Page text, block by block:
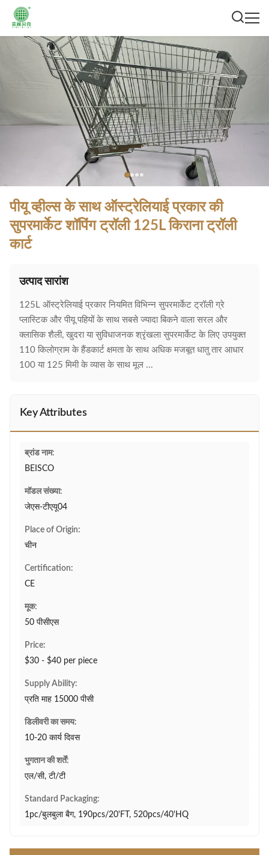
पीयू व्हील्स के साथ ऑस्ट्रेलियाई प्रकार की
सुपरमार्केट शॉपिंग ट्रॉली 125L किराना ट्रॉली
कार्ट
उत्पाद सारांश
125L ऑस्ट्रेलियाई प्रकार नियमित विभिन्न सुपरमार्केट ट्रॉली ग्रे
प्लास्टिक और पीयू पहियों के साथ सबसे ज्यादा बिकने वाला सरल और
क्लासिक शैली, खुदरा या सुविधाजनक श्रृंखला सुपरमार्केट के लिए उपयुक्त
110 किलोग्राम के हैंडकार्ट क्षमता के साथ अधिक मजबूत धातु तार आधार
100 या 125 मिमी के व्यास के साथ मूल ...
Key Attributes
ब्रांड नाम:
BEISCO
मॉडल संख्या:
जेएस-टीएयू04
Place of Origin:
चीन
Certification:
CE
मूक:
50 पीसीएस
Price:
$30 - $40 per piece
Supply Ability:
प्रति माह 15000 पीसी
डिलीवरी का समय:
10-20 कार्य दिवस
भुगतान की शर्तें:
एल/सी, टी/टी
Standard Packaging:
1pc/बुलबुला बैग, 190pcs/20'FT, 520pcs/40'HQ